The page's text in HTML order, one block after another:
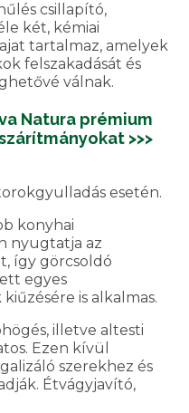
csillapító,
két, kémiai
tartalmaz, amelyek
felszakadását és
válnak.
Natura prémium
>>>
esetén.
konyhai
nyugtatja az
így görcsoldó
egyes
is alkalmas.
illetve altesti
Ezen kívül
szerekhez és
Étvágyjavító,